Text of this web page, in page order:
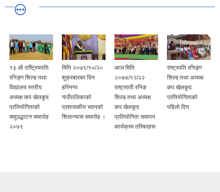
१३ औ राष्ट्रियपति
रनिङ्ग शिल्ड तथा
विद्यालय स्तरीय
अध्यक्ष कप खेलकुद
प्रतियाेगिताकाे
समुउद्धाटन समाराेह
२०७९
मिति २०७९/१०/२०
शुक्रबारका दिन
हरिनगर
गाउँपालिकाकाे
प्रशासकीय भवनकाे
शिलान्यास समाराेह ।
आज मिति
२०७७/१२/२२
राष्ट्रपती रनिङ
शिल्ड तथा अध्यक्ष
कप खेलकुद
प्रतियाेगिता समापन
कार्यक्रम तस्बिरहरू
राष्ट्रपति रनिङ्ग
शिल्ड तथा अध्यक्ष
कप खेलकुद
प्रतियोगिताको
पहिलो दिन